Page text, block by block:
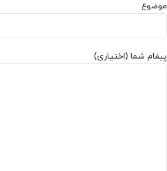
موضوع
پیغام شما (اختیاری)